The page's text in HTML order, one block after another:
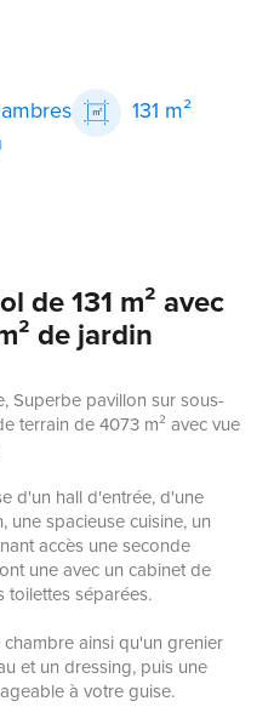
131 m²
de 131 m² avec
de jardin
Superbe pavillon sur sous-
terrain de 4073 m² avec vue
d'un hall d'entrée, d'une
une spacieuse cuisine, un
accès une seconde
une avec un cabinet de
toilettes séparées.
ainsi qu'un grenier
et un dressing, puis une
à votre guise.